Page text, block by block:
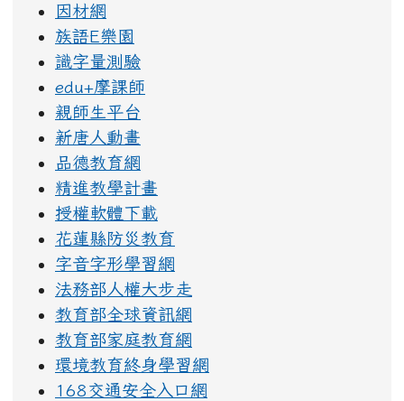
因材網
族語E樂園
識字量測驗
edu+摩課師
親師生平台
新唐人動畫
品德教育網
精進教學計畫
授權軟體下載
花蓮縣防災教育
字音字形學習網
法務部人權大步走
教育部全球資訊網
教育部家庭教育網
環境教育終身學習網
168交通安全入口網